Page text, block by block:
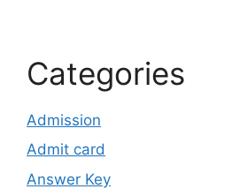
Categories
Admission
Admit card
Answer Key